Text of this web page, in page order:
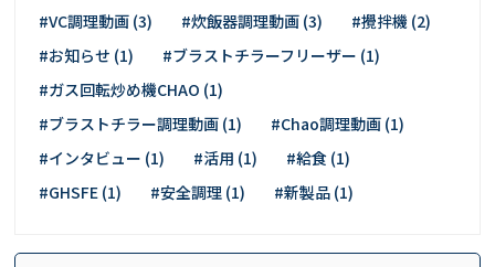
#VC調理動画 (3)
#炊飯器調理動画 (3)
#攪拌機 (2)
#お知らせ (1)
#ブラストチラーフリーザー (1)
#ガス回転炒め機CHAO (1)
#ブラストチラー調理動画 (1)
#Chao調理動画 (1)
#インタビュー (1)
#活用 (1)
#給食 (1)
#GHSFE (1)
#安全調理 (1) #新製品 (1)